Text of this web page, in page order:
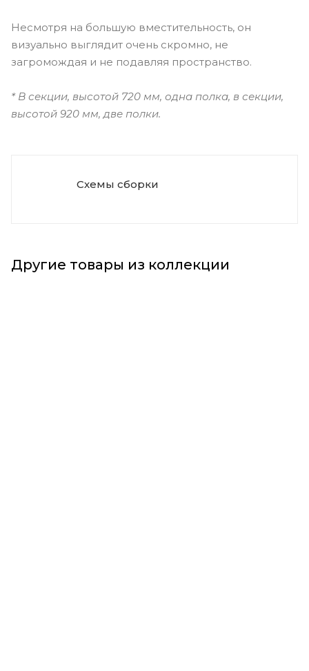
Несмотря на большую вместительность, он
визуально выглядит очень скромно, не
загромождая и не подавляя пространство.
* В секции, высотой 720 мм, одна полка, в секции,
высотой 920 мм, две полки.
Схемы сборки
Другие товары из коллекции